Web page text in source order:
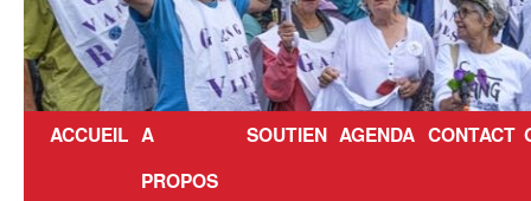
ACCUEIL A
PROPOS
SOUTIEN AGENDA CONTACT